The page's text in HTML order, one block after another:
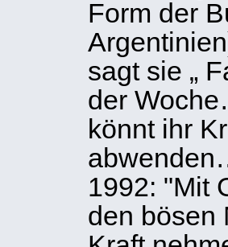
Form der
sagt sie „
der
könnt ihr
1992: "Mit
den bösen